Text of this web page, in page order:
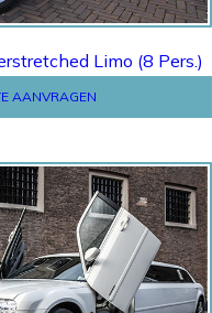
Limo (8 Pers.)
AANVRAGEN